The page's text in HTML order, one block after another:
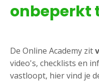
onbeperkt
De Online Academy zit
video's, checklists en
vastloopt, hier vind je